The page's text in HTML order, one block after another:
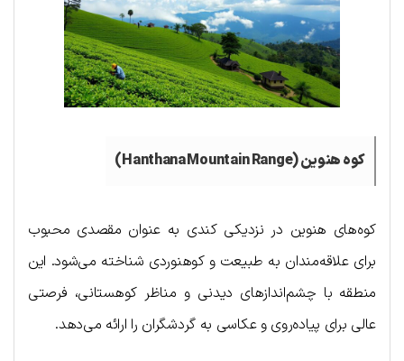
کوه هنوین (Hanthana Mountain Range
)
کوه‌های هنوین در نزدیکی کندی به عنوان مقصدی محبوب
برای علاقه‌مندان به طبیعت و کوهنوردی شناخته می‌شود. این
منطقه با چشم‌اندازهای دیدنی و مناظر کوهستانی، فرصتی
عالی برای پیاده‌روی و عکاسی به گردشگران را ارائه می‌دهد.